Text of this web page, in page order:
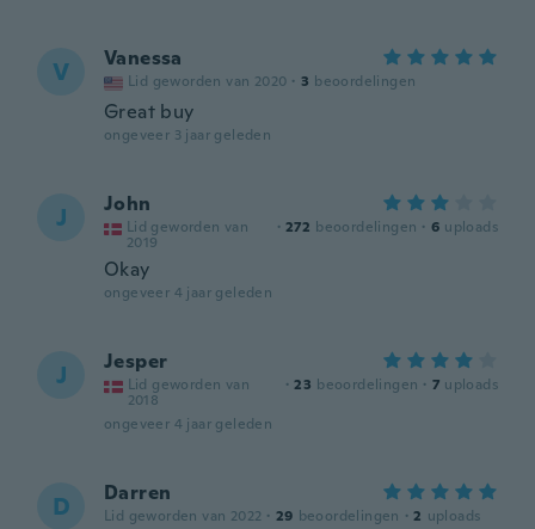
V Vanessa
Lid geworden van 2020 · 3 beoordelingen
Great buy
ongeveer 3 jaar geleden
J John
Lid geworden van
2019
· 272 beoordelingen · 6 uploads
Okay
ongeveer 4 jaar geleden
J Jesper
Lid geworden van
2018
· 23 beoordelingen · 7 uploads
ongeveer 4 jaar geleden
D Darren
Lid geworden van 2022 · 29 beoordelingen · 2 uploads